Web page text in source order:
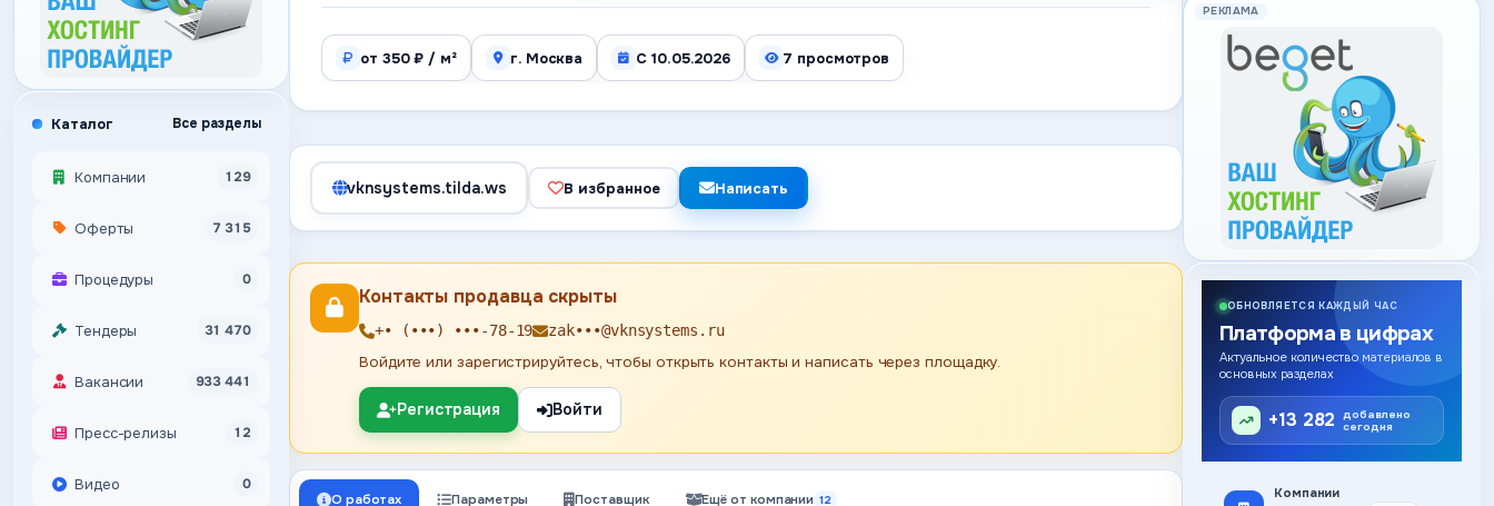
Каталог Все разделы
Компании 129
Оферты 7 315
Процедуры 0
Тендеры 31 470
Вакансии 933 441
Пресс-релизы 12
Видео 0
от 350 ₽ / м² г. Москва С 10.05.2026 7 просмотров
vknsystems.tilda.ws В избранное Написать
Контакты продавца скрыты
+• (•••) •••-78-19 zak•••@vknsystems.ru
Войдите или зарегистрируйтесь, чтобы открыть контакты и написать через площадку.
Регистрация Войти
О работах Параметры Поставщик Ещё от компании 12
РЕКЛАМА
ОБНОВЛЯЕТСЯ КАЖДЫЙ ЧАС
Платформа в цифрах
Актуальное количество материалов в
основных разделах
+13 282
добавлено
сегодня
Компании